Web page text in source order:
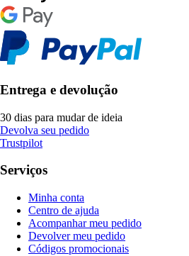
Entrega e devolução
30 dias para mudar de ideia
Devolva seu pedido
Trustpilot
Serviços
Minha conta
Centro de ajuda
Acompanhar meu pedido
Devolver meu pedido
Códigos promocionais